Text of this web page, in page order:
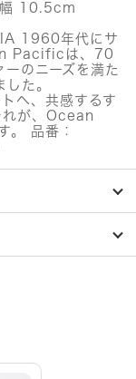
10.5cm
1960年代にサ
Pacificは、70
のニーズを満た
た。
へ、共感するす
れが、Ocean
。 品番：